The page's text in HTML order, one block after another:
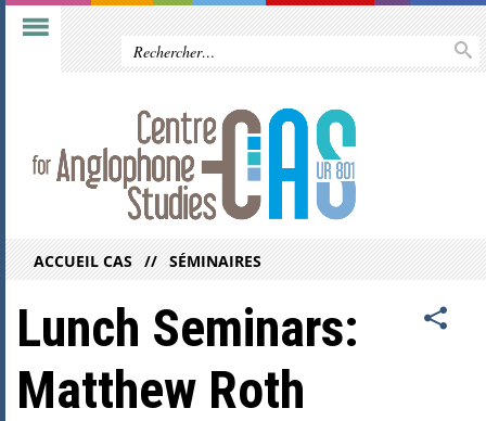
ACCUEIL CAS SÉMINAIRES
Lunch Seminars:
Matthew Roth